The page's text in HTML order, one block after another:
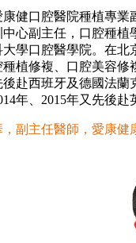
口腔醫院種植專業副
心副主任，口腔種
學口腔醫學院。在
植修複、口腔美容
赴西班牙及德國法
年、2015年又先後
副主任醫師，愛康健